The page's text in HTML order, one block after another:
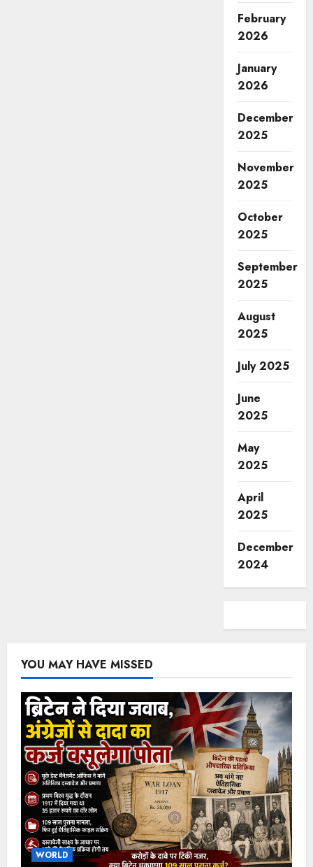
February
2026
January
2026
December
2025
November
2025
October
2025
September
2025
August
2025
July 2025
June
2025
May
2025
April
2025
December
2024
YOU MAY HAVE MISSED
WORLD